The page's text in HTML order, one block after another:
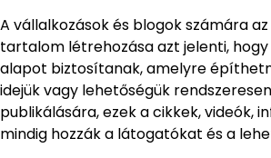
A vállalkozások és blogok számára
tartalom létrehozása azt jelenti,
alapot biztosítanak, amelyre
idejük vagy lehetőségük
publikálására, ezek a cikkek, videók,
mindig hozzák a látogatókat és a